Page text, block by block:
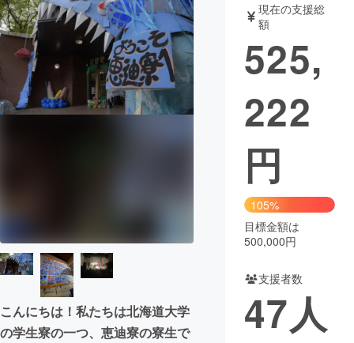
アート・写真
テクノロジー・ガジェット ゲーム・サ
書籍・雑誌
CAMPFIRE for Social Good
CAMPFIREふるさと納税
コミュニティ
こんにちは！私たちは北海道大学
の学生寮の一つ、恵迪寮の寮生で
現在の支援総
額
525,
222
円
105%
目標金額は
500,000円
支援者数
47人